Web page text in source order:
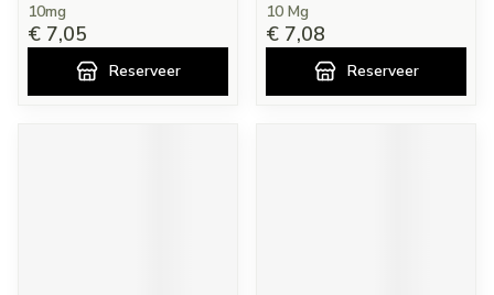
10mg
€ 7,05
Reserveer
10 Mg
€ 7,08
Reserveer